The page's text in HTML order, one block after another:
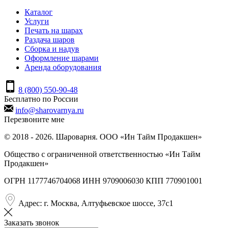
Каталог
Услуги
Печать на шарах
Раздача шаров
Сборка и надув
Оформление шарами
Аренда оборудования
8 (800) 550-90-48
Бесплатно по России
info@sharovarnya.ru
Перезвоните мне
© 2018 - 2026. Шароварня. ООО «Ин Тайм Продакшен»
Общество с ограниченной ответственностью «Ин Тайм
Продакшен»
ОГРН 1177746704068 ИНН 9709006030 КПП 770901001
Адрес: г. Москва, Алтуфьевское шоссе, 37с1
Заказать звонок